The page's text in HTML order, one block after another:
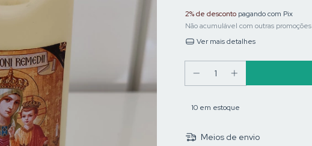
2% de desconto pagando com Pix
Não acumulável com outras promoções
Ver mais detalhes
10 em estoque
Meios de envio